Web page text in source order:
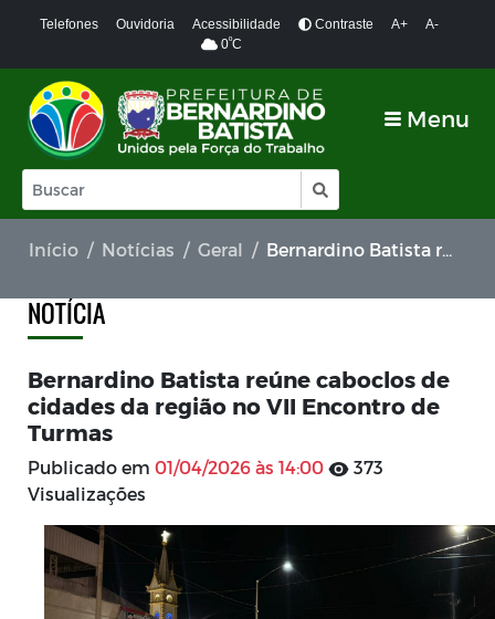
Telefones Ouvidoria Acessibilidade Contraste A+
A-
0ºC
Menu
Início Notícias Geral Bernardino Batista reúne caboclos de cidades da região no VII Encontro de Turmas
NOTÍCIA
Bernardino Batista reúne caboclos de
cidades da região no VII Encontro de
Turmas
Publicado em 01/04/2026 às 14:00
373
Visualizações